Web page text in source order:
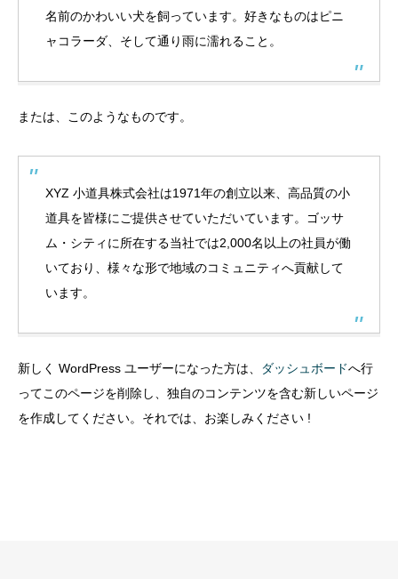
名前のかわいい犬を飼っています。好きなものはピニ
ャコラーダ、そして通り雨に濡れること。
または、このようなものです。
XYZ 小道具株式会社は1971年の創立以来、高品質の小
道具を皆様にご提供させていただいています。ゴッサ
ム・シティに所在する当社では2,000名以上の社員が働
いており、様々な形で地域のコミュニティへ貢献して
います。
新しく WordPress ユーザーになった方は、 ダッシュボードへ行
ってこのページを削除し、独自のコンテンツを含む新しいページ
を作成してください。それでは、お楽しみください !